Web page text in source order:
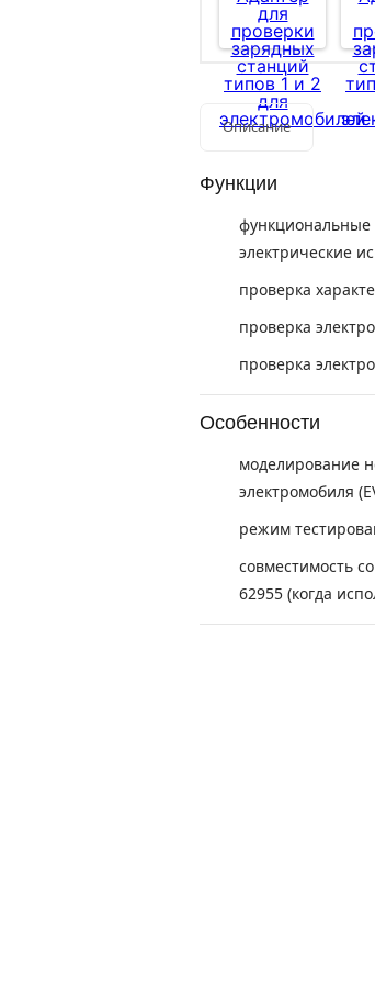
Описание
Функции
функциональные
электрические
проверка
проверка
проверка
Особенности
моделирование
электромобиля
режим
совместимость
62955 (когда